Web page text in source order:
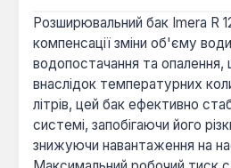
Розширювальний бак Imera R
компенсації зміни об'єму
водопостачання та опалення,
внаслідок температурних
літрів, цей бак ефективно
системі, запобігаючи його
знижуючи навантаження на